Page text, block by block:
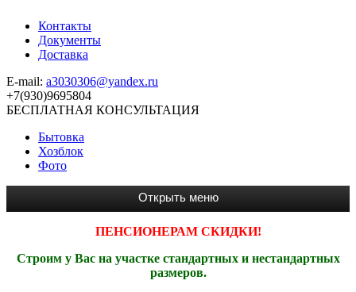
Контакты
Документы
Доставка
E-mail: a3030306@yandex.ru
+7(930)9695804
БЕСПЛАТНАЯ КОНСУЛЬТАЦИЯ
Бытовка
Хозблок
Фото
ПЕНСИОНЕРАМ СКИДКИ!
Строим у Вас на участке стандартных и нестандартных
размеров.